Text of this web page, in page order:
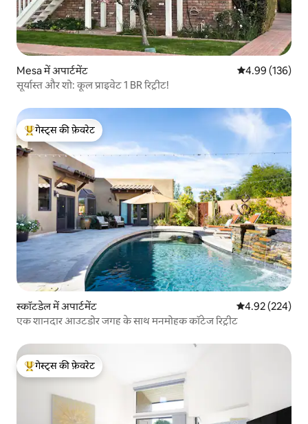
Mesa में अपार्टमेंट औसत रेटिंग 5 में से
4.99 (136)
सूर्यास्त और शो: कूल प्राइवेट 1 BR रिट्रीट!
गेस्ट्स का टॉप फ़ेवरेट
गेस्ट्स की फ़ेवरेट
स्कॉटडेल में अपार्टमेंट औसत रेटिंग 5 में से
4.92 (224)
एक शानदार आउटडोर जगह के साथ मनमोहक कॉटेज रिट्रीट
गेस्ट्स का टॉप फ़ेवरेट
गेस्ट्स की फ़ेवरेट